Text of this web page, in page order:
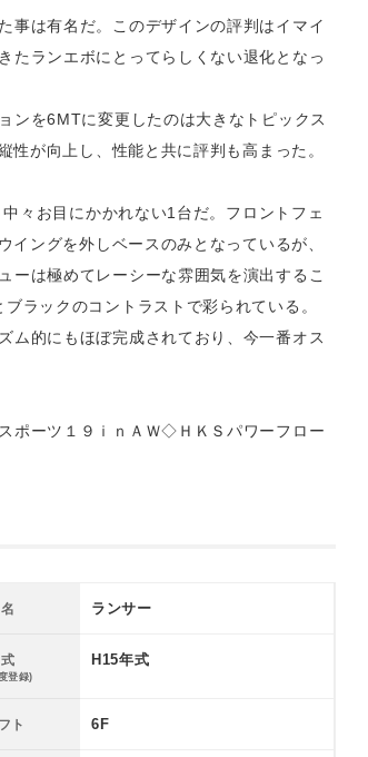
事は有名だ。このデザインの評判はイマイ
たランエボにとってらしくない退化となっ
ンを6MTに変更したのは大きなトピックス
が向上し、性能と共に評判も高まった。
々お目にかかれない1台だ。フロントフェ
ングを外しベースのみとなっているが、
ーは極めてレーシーな雰囲気を演出するこ
ラックのコントラストで彩られている。
ム的にもほぼ完成されており、今一番オス
ーツ１９ｉｎＡＷ◇ＨＫＳパワーフロー
ランサー
登録)
H15年式
ト 6F